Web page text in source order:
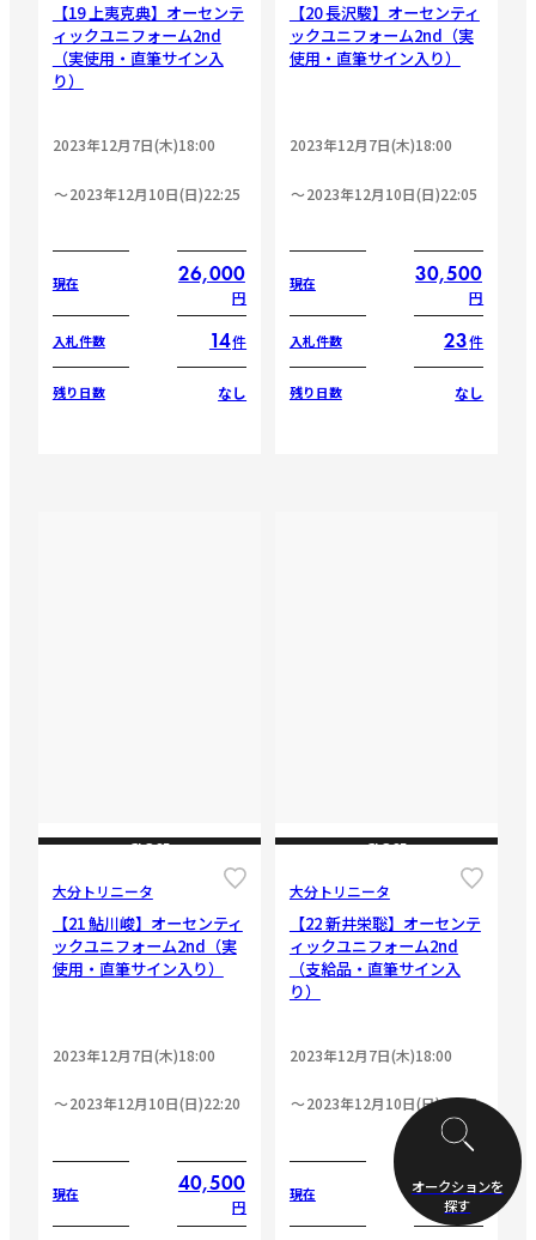
【19 上夷克典】オーセンテ
ィックユニフォーム2nd
（実使用・直筆サイン入
り）
2023年12月7日(木)18:00
2023年12月10日(日)22:25
現在 26,000
円
入札件数 14件
残り日数 なし
【20 長沢駿】オーセンティ
ックユニフォーム2nd（実
使用・直筆サイン入り）
2023年12月7日(木)18:00
2023年12月10日(日)22:05
現在 30,500
円
入札件数 23件
残り日数 なし
CLOSE
大分トリニータ
【21 鮎川峻】オーセンティ
ックユニフォーム2nd（実
使用・直筆サイン入り）
2023年12月7日(木)18:00
2023年12月10日(日)22:20
現在 40,500
円
CLOSE
大分トリニータ
【22 新井栄聡】オーセンテ
ィックユニフォーム2nd
（支給品・直筆サイン入
り）
2023年12月7日(木)18:00
2023年12月10日(日)22:45
現在 34,600
円
オークションを
探す